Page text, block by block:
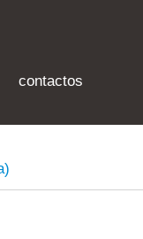
contactos